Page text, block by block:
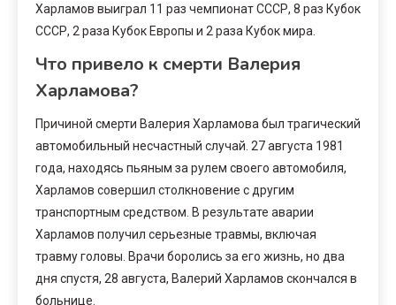
Харламов выиграл 11 раз чемпионат СССР, 8 раз Кубок
СССР, 2 раза Кубок Европы и 2 раза Кубок мира.
Что привело к смерти Валерия
Харламова?
Причиной смерти Валерия Харламова был трагический
автомобильный несчастный случай. 27 августа 1981
года, находясь пьяным за рулем своего автомобиля,
Харламов совершил столкновение с другим
транспортным средством. В результате аварии
Харламов получил серьезные травмы, включая
травму головы. Врачи боролись за его жизнь, но два
дня спустя, 28 августа, Валерий Харламов скончался в
больнице.